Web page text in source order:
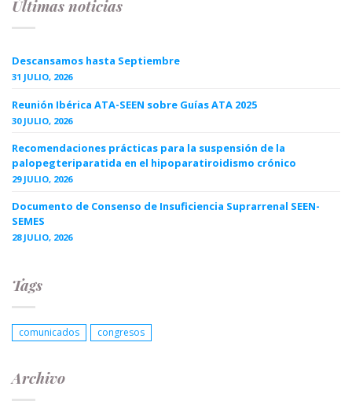
Últimas noticias
Descansamos hasta Septiembre
31 JULIO, 2026
Reunión Ibérica ATA-SEEN sobre Guías ATA 2025
30 JULIO, 2026
Recomendaciones prácticas para la suspensión de la
palopegteriparatida en el hipoparatiroidismo crónico
29 JULIO, 2026
Documento de Consenso de Insuficiencia Suprarrenal SEEN-
SEMES
28 JULIO, 2026
Tags
comunicados congresos
Archivo